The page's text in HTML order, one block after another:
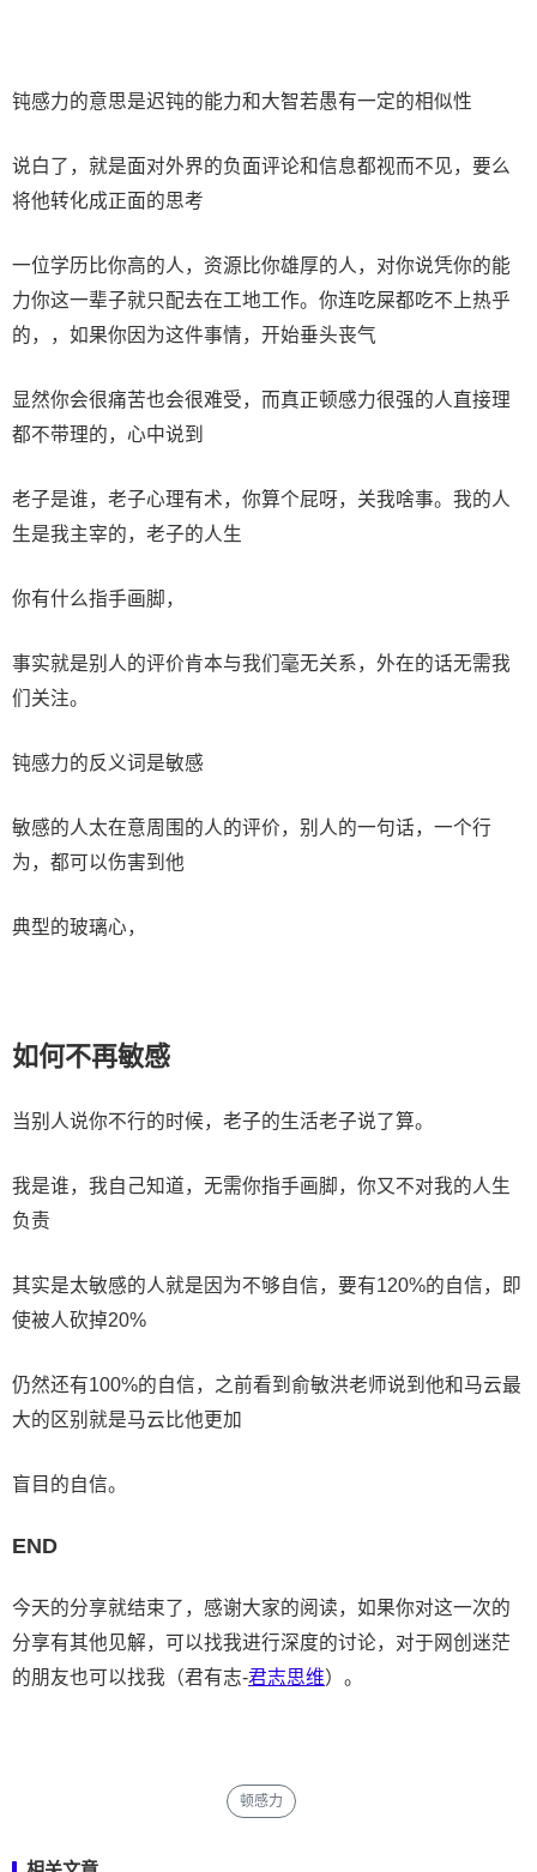
钝感力的意思是迟钝的能力和大智若愚有一定的相似性
说白了，就是面对外界的负面评论和信息都视而不见，要么
将他转化成正面的思考
一位学历比你高的人，资源比你雄厚的人，对你说凭你的能
力你这一辈子就只配去在工地工作。你连吃屎都吃不上热乎
的，，如果你因为这件事情，开始垂头丧气
显然你会很痛苦也会很难受，而真正顿感力很强的人直接理
都不带理的，心中说到
老子是谁，老子心理有术，你算个屁呀，关我啥事。我的人
生是我主宰的，老子的人生
你有什么指手画脚，
事实就是别人的评价肯本与我们毫无关系，外在的话无需我
们关注。
钝感力的反义词是敏感
敏感的人太在意周围的人的评价，别人的一句话，一个行
为，都可以伤害到他
典型的玻璃心，
如何不再敏感
当别人说你不行的时候，老子的生活老子说了算。
我是谁，我自己知道，无需你指手画脚，你又不对我的人生
负责
其实是太敏感的人就是因为不够自信，要有120%的自信，即
使被人砍掉20%
仍然还有100%的自信，之前看到俞敏洪老师说到他和马云最
大的区别就是马云比他更加
盲目的自信。
END
今天的分享就结束了，感谢大家的阅读，如果你对这一次的
分享有其他见解，可以找我进行深度的讨论，对于网创迷茫
的朋友也可以找我（君有志-君志思维）。
顿感力